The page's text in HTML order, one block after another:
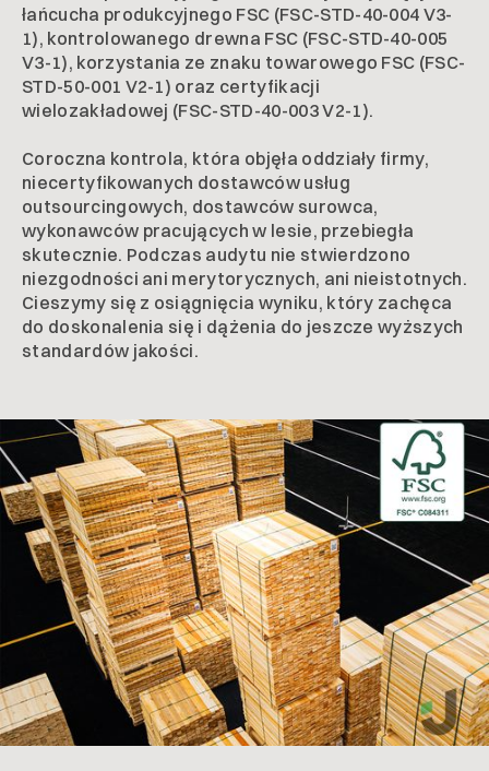
łańcucha produkcyjnego FSC (FSC-STD-40-004 V3-
1), kontrolowanego drewna FSC (FSC-STD-40-005
V3-1), korzystania ze znaku towarowego FSC (FSC-
STD-50-001 V2-1) oraz certyfikacji
wielozakładowej (FSC-STD-40-003 V2-1).
Coroczna kontrola, która objęła oddziały firmy,
niecertyfikowanych dostawców usług
outsourcingowych, dostawców surowca,
wykonawców pracujących w lesie, przebiegła
skutecznie. Podczas audytu nie stwierdzono
niezgodności ani merytorycznych, ani nieistotnych.
Cieszymy się z osiągnięcia wyniku, który zachęca
do doskonalenia się i dążenia do jeszcze wyższych
standardów jakości.